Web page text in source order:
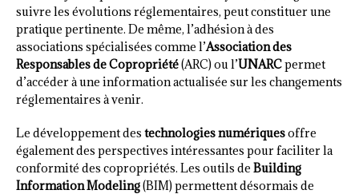
suivre les évolutions réglementaires, peut constituer une
pratique pertinente. De même, l’adhésion à des
associations spécialisées comme l’Association des
Responsables de Copropriété(ARC) ou l’UNARCpermet
d’accéder à une information actualisée sur les changements
réglementaires à venir.
Le développement des technologies numériquesoffre
également des perspectives intéressantes pour faciliter la
conformité des copropriétés. Les outils de Building
Information Modeling(BIM) permettent désormais de